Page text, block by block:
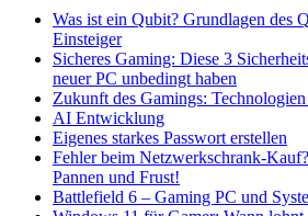
Was ist ein Qubit? Grundlagen des
Einsteiger
Sicheres Gaming: Diese 3
neuer PC unbedingt haben
Zukunft des Gamings:
AI Entwicklung
Eigenes starkes Passwort erstellen
Fehler beim Netzwerkschrank-
Pannen und Frust!
Battlefield 6 – Gaming PC und